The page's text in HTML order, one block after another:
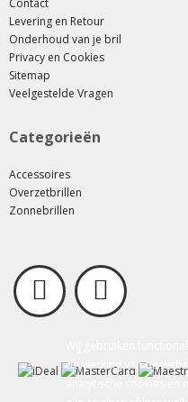
de werking van de
Contact
Levering en Retour
Onderhoud van je bril
Privacy en Cookies
Sitemap
Veelgestelde Vragen
Categorieën
Accessoires
Overzetbrillen
Zonnebrillen